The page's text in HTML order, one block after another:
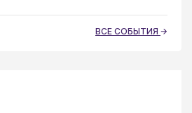
ВСЕ СОБЫТИЯ